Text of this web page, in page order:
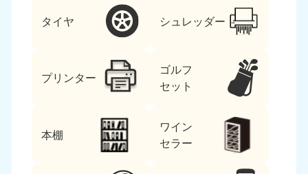
タイヤ シュレッダー
プリンター
ゴルフ
セット
本棚
ワイン
セラー